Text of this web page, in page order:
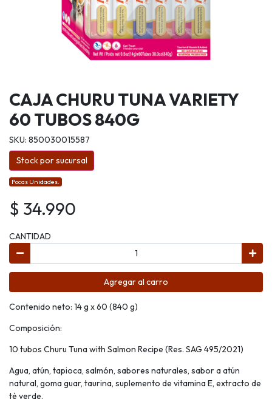
CAJA CHURU TUNA VARIETY
60 TUBOS 840G
SKU: 850030015587
Stock por sucursal
Pocas Unidades.
$ 34.990
CANTIDAD
Agregar al carro
Contenido neto: 14 g x 60 (840 g)
Composición:
10 tubos Churu Tuna with Salmon Recipe (Res. SAG 495/2021)
Agua, atún, tapioca, salmón, sabores naturales, sabor a atún
natural, goma guar, taurina, suplemento de vitamina E, extracto de
té verde.